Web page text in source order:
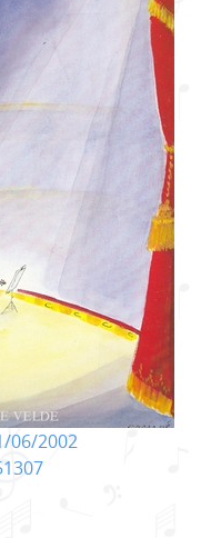
06/2002